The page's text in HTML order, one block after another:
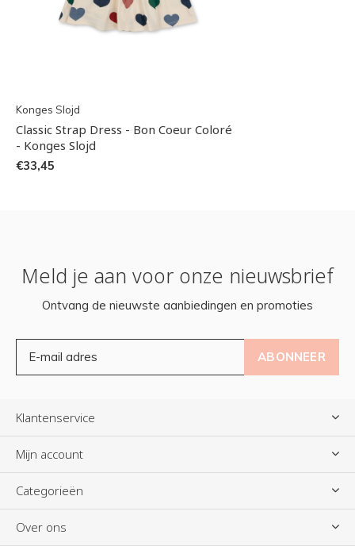
Konges Slojd
Classic Strap Dress - Bon Coeur Coloré
- Konges Slojd
€33,45
Meld je aan voor onze nieuwsbrief
Ontvang de nieuwste aanbiedingen en promoties
ABONNEER
Klantenservice
Mijn account
Categorieën
Over ons